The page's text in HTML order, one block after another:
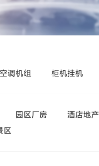
空调机组 柜机挂机
园区厂房 酒店地产
区